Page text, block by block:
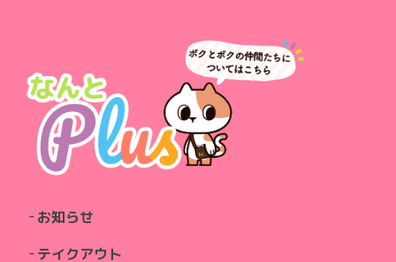
お知らせ
テイクアウト